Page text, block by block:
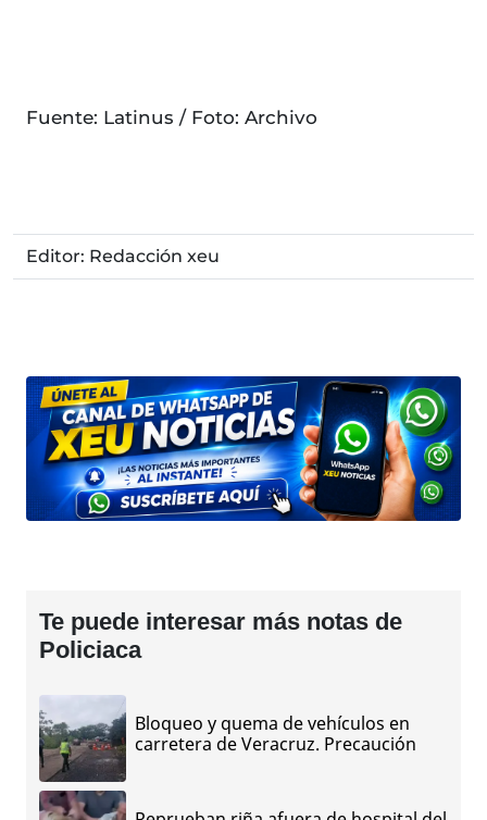
Fuente: Latinus / Foto: Archivo
Editor: Redacción xeu
Te puede interesar más notas de
Policiaca
Bloqueo y quema de vehículos en
carretera de Veracruz. Precaución